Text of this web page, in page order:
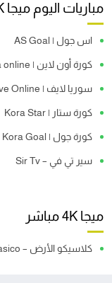
مباريات اليوم ميجا 4K
اس جول | AS Goal
كورة أون لاين | kora online
سوريا لايف | Syria Live Online
كورة ستار | Kora Star
كورة جول | Kora Goal
سير تي في – Sir Tv
ميجا 4K مباشر
كلاسيكو الأرض – El Clasico